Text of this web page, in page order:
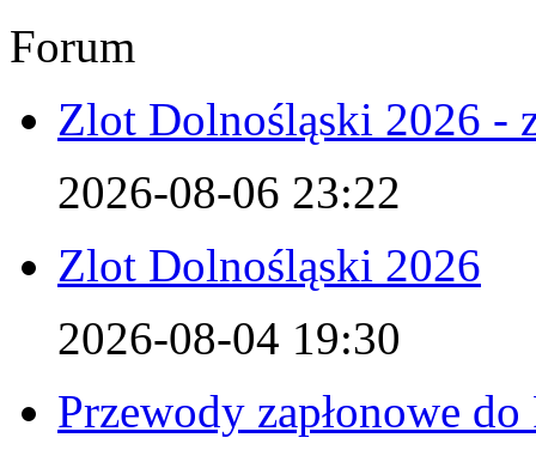
Forum
Zlot Dolnośląski 2026 -
2026-08-06 23:22
Zlot Dolnośląski 2026
2026-08-04 19:30
Przewody zapłonowe